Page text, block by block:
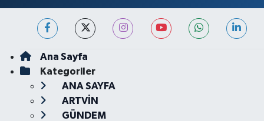
Ana Sayfa
Kategoriler
ANA SAYFA
ARTVİN
GÜNDEM